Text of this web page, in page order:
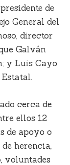
de
General del
director
Galván
y Luis Cayo
cerca de
ellos 12
de apoyo o
herencia,
voluntades